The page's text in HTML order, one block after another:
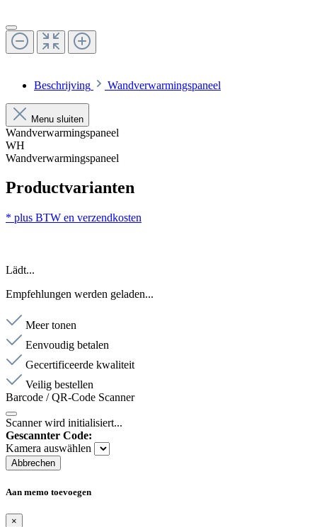
Beschrijving Wandverwarmingspaneel
Menu sluiten
Wandverwarmingspaneel
WH
Wandverwarmingspaneel
Productvarianten
* plus BTW en verzendkosten
Lädt...
Empfehlungen werden geladen...
Meer tonen
Eenvoudig betalen
Gecertificeerde kwaliteit
Veilig bestellen
Barcode / QR-Code Scanner
Scanner wird initialisiert...
Gescannter Code:
Kamera auswählen
Abbrechen
Aan memo toevoegen
×